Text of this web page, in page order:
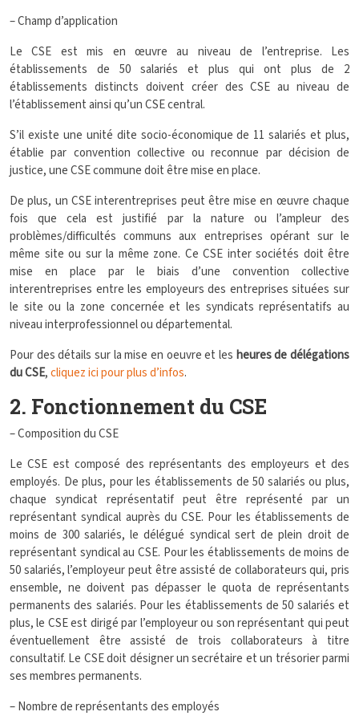
– Champ d’application
Le CSE est mis en œuvre au niveau de l’entreprise. Les
établissements de 50 salariés et plus qui ont plus de 2
établissements distincts doivent créer des CSE au niveau de
l’établissement ainsi qu’un CSE central.
S’il existe une unité dite socio-économique de 11 salariés et plus,
établie par convention collective ou reconnue par décision de
justice, une CSE commune doit être mise en place.
De plus, un CSE interentreprises peut être mise en œuvre chaque
fois que cela est justifié par la nature ou l’ampleur des
problèmes/difficultés communs aux entreprises opérant sur le
même site ou sur la même zone. Ce CSE inter sociétés doit être
mise en place par le biais d’une convention collective
interentreprises entre les employeurs des entreprises situées sur
le site ou la zone concernée et les syndicats représentatifs au
niveau interprofessionnel ou départemental.
Pour des détails sur la mise en oeuvre et les heures de délégations
du CSE,cliquez ici pour plus d’infos.
2. Fonctionnement du CSE
– Composition du CSE
Le CSE est composé des représentants des employeurs et des
employés. De plus, pour les établissements de 50 salariés ou plus,
chaque syndicat représentatif peut être représenté par un
représentant syndical auprès du CSE. Pour les établissements de
moins de 300 salariés, le délégué syndical sert de plein droit de
représentant syndical au CSE. Pour les établissements de moins de
50 salariés, l’employeur peut être assisté de collaborateurs qui, pris
ensemble, ne doivent pas dépasser le quota de représentants
permanents des salariés. Pour les établissements de 50 salariés et
plus, le CSE est dirigé par l’employeur ou son représentant qui peut
éventuellement être assisté de trois collaborateurs à titre
consultatif. Le CSE doit désigner un secrétaire et un trésorier parmi
ses membres permanents.
– Nombre de représentants des employés